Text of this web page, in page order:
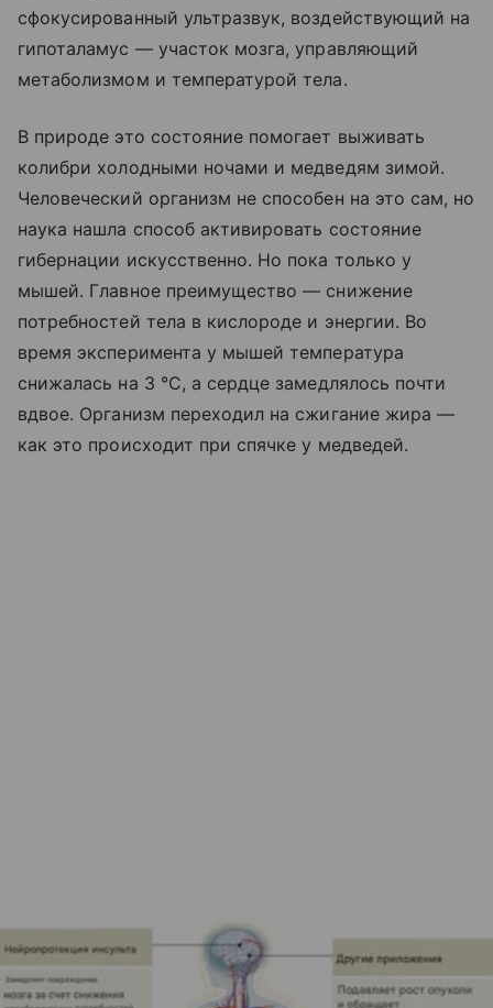
сфокусированный ультразвук, воздействующий на
гипоталамус — участок мозга, управляющий
метаболизмом и температурой тела.
В природе это состояние помогает выживать
колибри холодными ночами и медведям зимой.
Человеческий организм не способен на это сам, но
наука нашла способ активировать состояние
гибернации искусственно. Но пока только у
мышей. Главное преимущество — снижение
потребностей тела в кислороде и энергии. Во
время эксперимента у мышей температура
снижалась на 3 °C, а сердце замедлялось почти
вдвое. Организм переходил на сжигание жира —
как это происходит при спячке у медведей.